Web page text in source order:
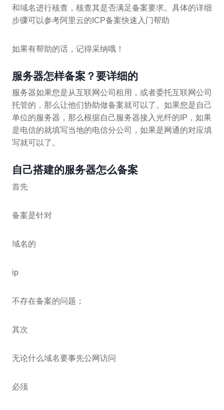
和域名进行核查，核查其是否满足备案要求。具体的详细
步骤可以参考阿里云的ICP备案快速入门帮助
如果有帮助的话，记得采纳哦！
服务器怎样备案？要详细的
服务器如果您是从互联网公司租用，或者委托互联网公司
托管的，那么让他们协助做备案就可以了。如果您是自己
单位的服务器，那么根据自己服务器接入光纤的IP，如果
是电信的就填写当地的电信分公司，如果是网通的对应填
写就可以了。
自己搭建的服务器怎么备案
首先
备案是针对
域名的
ip
不存在备案的问题；
其次
无论什么域名要事先公网访问
必须